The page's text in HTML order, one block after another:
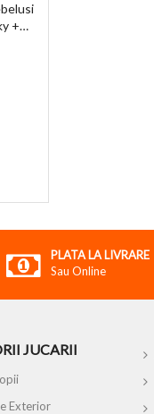
+
PLATA LA LIVRARE
Sau Online
JUCARII
Exterior